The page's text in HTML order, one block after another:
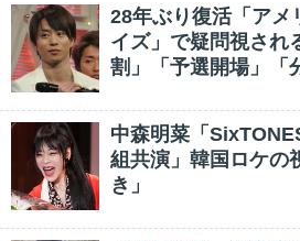
28年ぶり復活「アメ
イズ」で疑問視され
割」「予選開場」「
中森明菜「
組共演」韓国ロケの
き」